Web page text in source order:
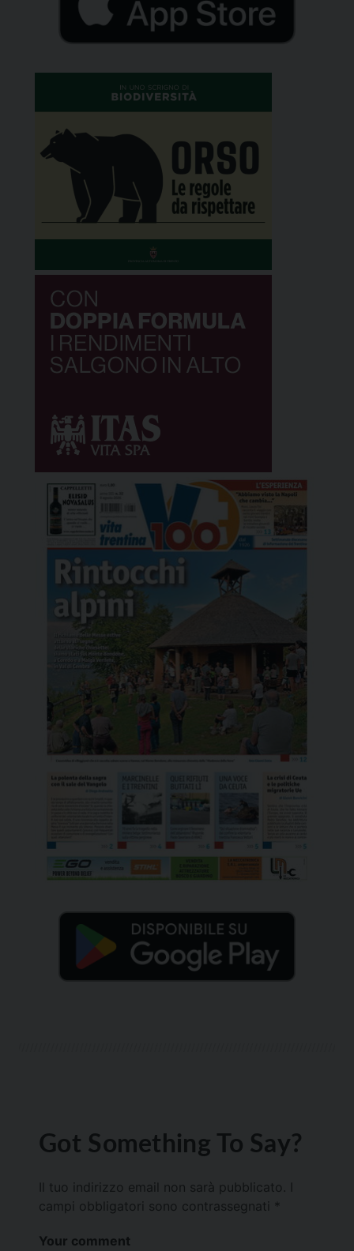
Got Something To Say?
Il tuo indirizzo email non sarà pubblicato.
campi obbligatori sono contrassegnati *
Your comment